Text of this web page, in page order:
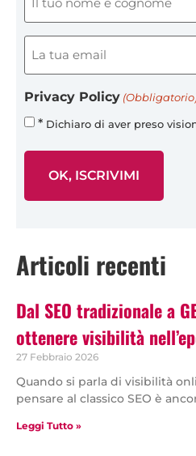
(Obbligatorio)
Email
(obbligatorio)
Privacy Policy
* Dichiaro di aver preso
Articoli recenti
Dal SEO tradizionale a
ottenere visibilità
27 Febbraio 2026
Quando si parla di visibilità
pensare al classico SEO è
Leggi Tutto »